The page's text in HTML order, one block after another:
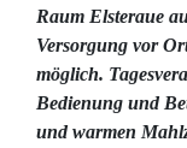
Raum Elsteraue
Versorgung vor
möglich.
Bedienung und
und warmen